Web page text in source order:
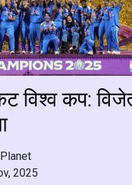
विश्व कप:
2025